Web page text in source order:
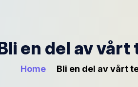
en del av vårt
Home Bli en del av vårt